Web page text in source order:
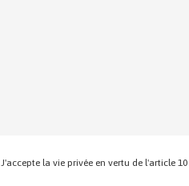
J'accepte la vie privée en vertu de l'article